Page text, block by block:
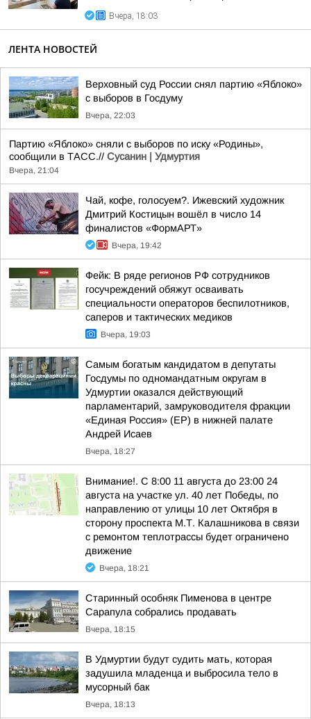
Вчера, 18:03
ЛЕНТА НОВОСТЕЙ
Верховный суд России снял партию «Яблоко»
с выборов в Госдуму
Вчера, 22:03
Партию «Яблоко» сняли с выборов по иску «Родины»,
сообщили в ТАСС.// Сусанин | Удмуртия
Вчера, 21:04
Чай, кофе, голосуем?. Ижевский художник
Дмитрий Костицын вошёл в число 14
финалистов «ФормАРТ»
Вчера, 19:42
Фейк: В ряде регионов РФ сотрудников
госучреждений обяжут осваивать
специальности операторов беспилотников,
саперов и тактических медиков
Вчера, 19:03
Самым богатым кандидатом в депутаты
Госдумы по одномандатным округам в
Удмуртии оказался действующий
парламентарий, замруководителя фракции
«Единая Россия» (ЕР) в нижней палате
Андрей Исаев
Вчера, 18:27
Внимание!. С 8:00 11 августа до 23:00 24
августа на участке ул. 40 лет Победы, по
направлению от улицы 10 лет Октября в
сторону проспекта М.Т. Калашникова в связи
с ремонтом теплотрассы будет ограничено
движение
Вчера, 18:21
Старинный особняк Пименова в центре
Сарапула собрались продавать
Вчера, 18:15
В Удмуртии будут судить мать, которая
задушила младенца и выбросила тело в
мусорный бак
Вчера, 18:13